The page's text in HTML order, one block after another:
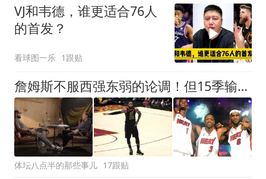
VJ和韦德，谁更适合76人
的首发？
看球图一乐 1跟贴
詹姆斯不服西强东弱的论调！但15季输14次的数据 到底打不打脸？
体坛八点半的那些事儿 17跟贴